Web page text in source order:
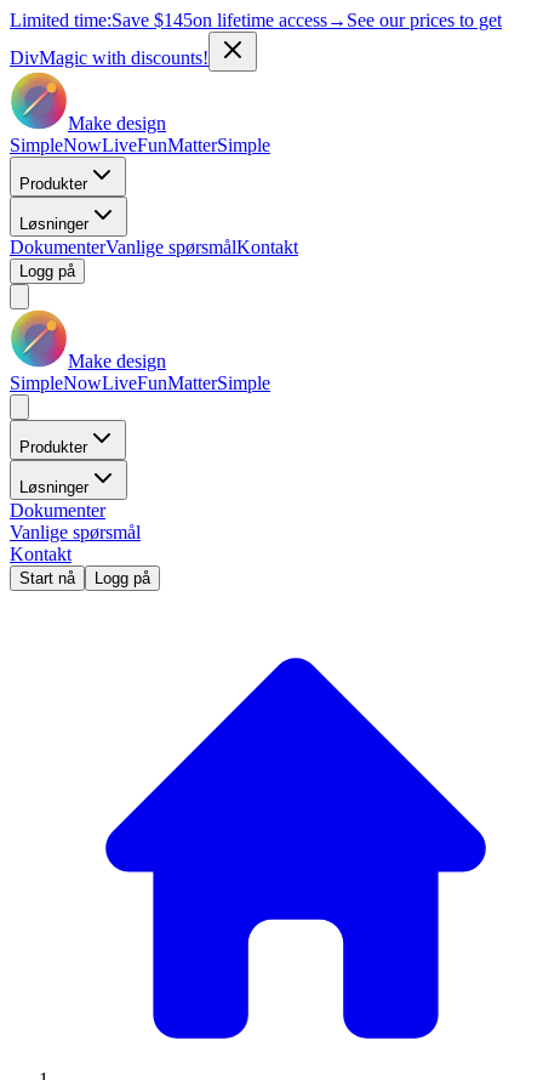
Limited time:Save $145on lifetime access→ See our prices to get
DivMagic with discounts!
Make design
SimpleNowLiveFunMatterSimple
Produkter
Løsninger
DokumenterVanlige spørsmålKontakt
Logg på
Make design
SimpleNowLiveFunMatterSimple
Produkter
Løsninger
Dokumenter
Vanlige spørsmål
Kontakt
Start nå Logg på